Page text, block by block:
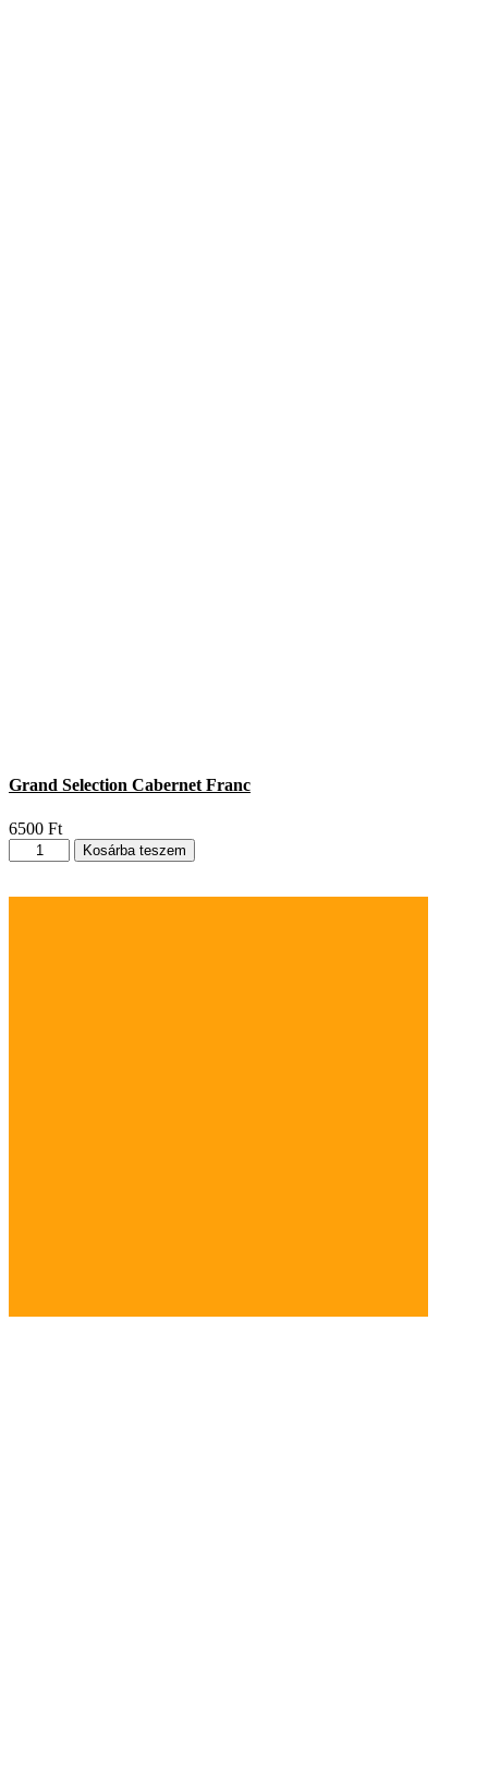
Grand Selection Cabernet Franc
6500 Ft
Grand
Selection
Kosárba teszem